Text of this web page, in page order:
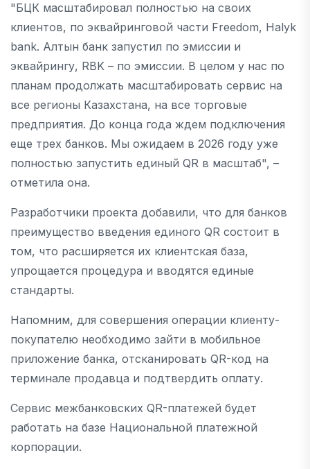
"БЦК масштабировал полностью на своих
клиентов, по эквайринговой части Freedom, Halyk
bank. Алтын банк запустил по эмиссии и
эквайрингу, RBK – по эмиссии. В целом у нас по
планам продолжать масштабировать сервис на
все регионы Казахстана, на все торговые
предприятия. До конца года ждем подключения
еще трех банков. Мы ожидаем в 2026 году уже
полностью запустить единый QR в масштаб", –
отметила она.
Разработчики проекта добавили, что для банков
преимущество введения единого QR состоит в
том, что расширяется их клиентская база,
упрощается процедура и вводятся единые
стандарты.
Напомним, для совершения операции клиенту-
покупателю необходимо зайти в мобильное
приложение банка, отсканировать QR-код на
терминале продавца и подтвердить оплату.
Сервис межбанковских QR-платежей будет
работать на базе Национальной платежной
корпорации.